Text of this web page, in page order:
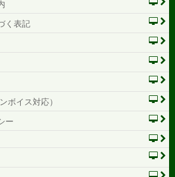
く表記
ボイス対応）
ー